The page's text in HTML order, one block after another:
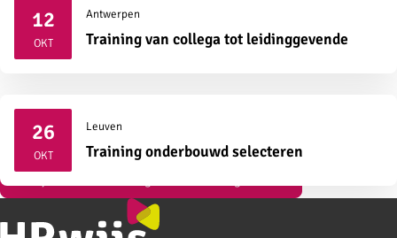
12
OKT2026
Antwerpen
Training van collega tot leidinggevende
26
OKT2026
Leuven
Training onderbouwd selecteren